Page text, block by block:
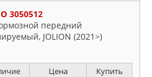
3050512
передний
JOLION (2021>)
Цена Купить